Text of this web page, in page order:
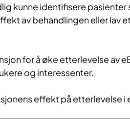
kunne identifisere pasienter
av behandlingen eller lav
for å øke etterlevelse av
og interessenter.
effekt på etterlevelse i